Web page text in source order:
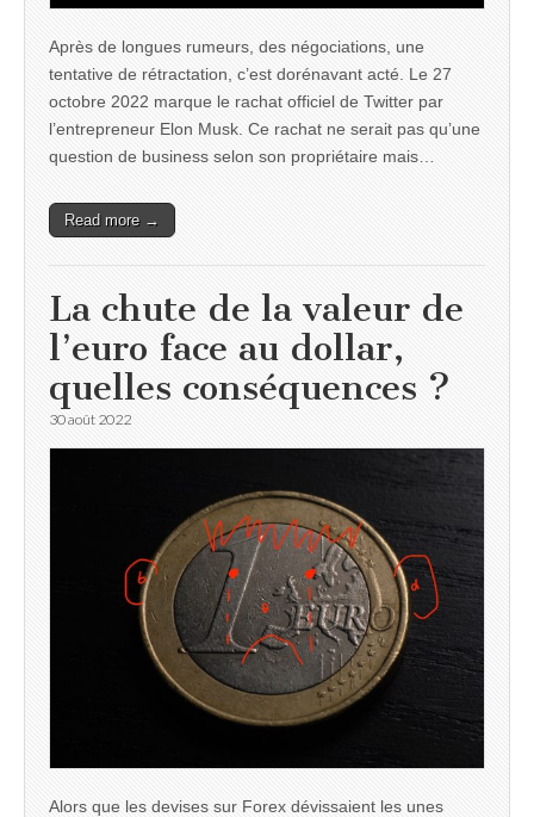
Après de longues rumeurs, des négociations, une
tentative de rétractation, c’est dorénavant acté. Le 27
octobre 2022 marque le rachat officiel de Twitter par
l’entrepreneur Elon Musk. Ce rachat ne serait pas qu’une
question de business selon son propriétaire mais…
Read more →
La chute de la valeur de
l’euro face au dollar,
quelles conséquences ?
30 août 2022
Alors que les devises sur Forex dévissaient les unes